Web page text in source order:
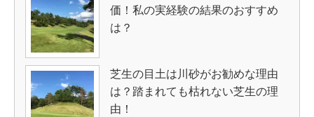
価！私の実経験の結果のおすすめ
は？
芝生の目土は川砂がお勧めな理由
は？踏まれても枯れない芝生の理
由！